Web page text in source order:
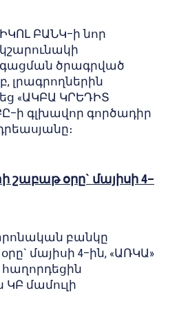
ԲԱՆԿ–ի նոր
ծրագրված
լրագրողներին
գլխավոր գործադիր
օրը` մայիսի 4–
բանկը
մայիսի 4–ին, «ԱՌԿԱ»
մամուլի